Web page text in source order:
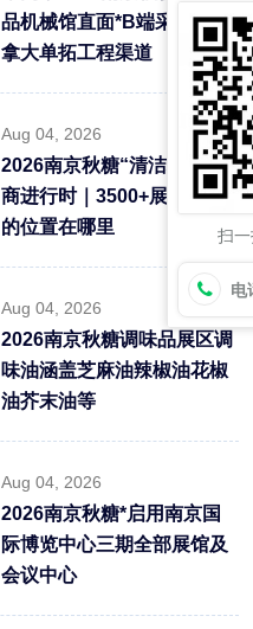
品机械馆直面*B端采购需求
拿大单拓工程渠道
Aug 04, 2026
2026南京秋糖“清洁标签”招
商进行时｜3500+展商中你
的位置在哪里
Aug 04, 2026
2026南京秋糖调味品展区调
味油涵盖芝麻油辣椒油花椒
油芥末油等
Aug 04, 2026
2026南京秋糖*启用南京国
际博览中心三期全部展馆及
会议中心
扫
电